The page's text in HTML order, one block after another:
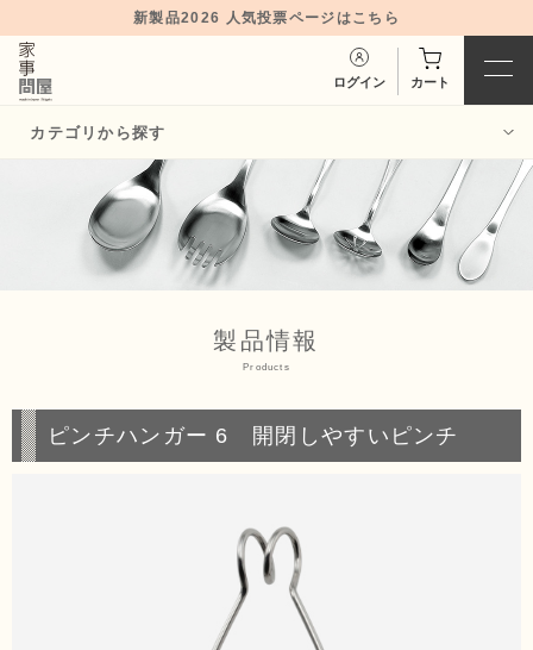
新製品2026 人気投票ページはこちら
ログイン カート
カテゴリから探す
バット・バッ
ト用品
ボウル・ボウ
ル用品
グ・菜箸・
ターナー
保存容器
スプーン・ヘ
ラ
スパチュラ・
フライパン・
製品情報
Products
ピンチハンガー 6 開閉しやすいピンチ